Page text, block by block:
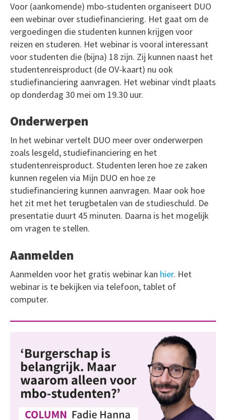
Voor (aankomende) mbo-studenten organiseert DUO
een webinar over studiefinanciering. Het gaat om de
vergoedingen die studenten kunnen krijgen voor
reizen en studeren. Het webinar is vooral interessant
voor studenten die (bijna) 18 zijn. Zij kunnen naast het
studentenreisproduct (de OV-kaart) nu ook
studiefinanciering aanvragen. Het webinar vindt plaats
op donderdag 30 mei om 19.30 uur.
Onderwerpen
In het webinar vertelt DUO meer over onderwerpen
zoals lesgeld, studiefinanciering en het
studentenreisproduct. Studenten leren hoe ze zaken
kunnen regelen via Mijn DUO en hoe ze
studiefinanciering kunnen aanvragen. Maar ook hoe
het zit met het terugbetalen van de studieschuld. De
presentatie duurt 45 minuten. Daarna is het mogelijk
om vragen te stellen.
Aanmelden
Aanmelden voor het gratis webinar kan hier. Het
webinar is te bekijken via telefoon, tablet of
computer.